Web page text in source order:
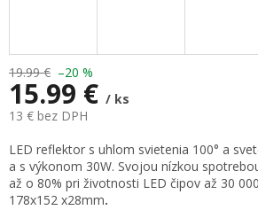
19.99 € –20 %
15.99 € / ks
13 € bez DPH
Jednotková
cena:
LED reflektor s uhlom svietenia 100° a
a s výkonom 30W. Svojou nízkou
až o 80% pri životnosti LED čipov až 30
178x152 x28mm.